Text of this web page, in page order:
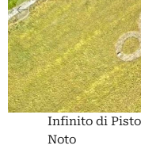
Infinito di
Noto